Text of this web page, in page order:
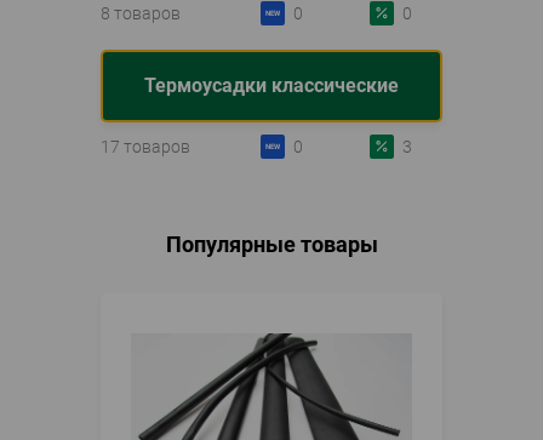
8 товаров 0 0
Термоусадки классические
17 товаров 0 3
Популярные товары